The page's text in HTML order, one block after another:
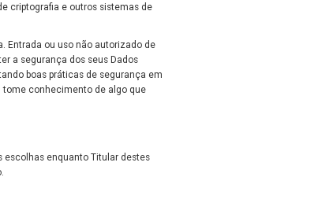
criptografia e outros sistemas de
Entrada ou uso não autorizado de
a segurança dos seus Dados
boas práticas de segurança em
tome conhecimento de algo que
escolhas enquanto Titular destes